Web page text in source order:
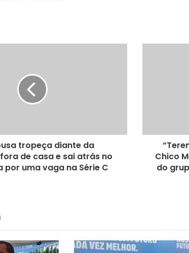
tropeça diante da
de casa e sai atrás no
por uma vaga na Série C
Chico
do